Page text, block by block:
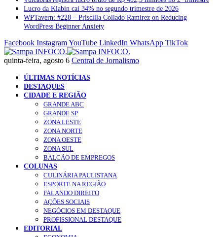
Lucro da Klabin cai 34% no segundo trimestre de 2026
WPTavern: #228 – Priscilla Collado Ramirez on Reducing
WordPress Beginner Anxiety
Facebook InstagramYouTube LinkedIn WhatsApp TikTok
quinta-feira, agosto 6 Central de Jornalismo
ÚLTIMAS NOTÍCIAS
DESTAQUES
CIDADE E REGIÃO
GRANDE ABC
GRANDE SP
ZONA LESTE
ZONA NORTE
ZONA OESTE
ZONA SUL
BALCÃO DE EMPREGOS
COLUNAS
CULINÁRIA PAULISTANA
ESPORTE NA REGIÃO
FALANDO DIREITO
AÇÕES SOCIAIS
NEGÓCIOS EM DESTAQUE
PROFISSIONAL DESTAQUE
EDITORIAL